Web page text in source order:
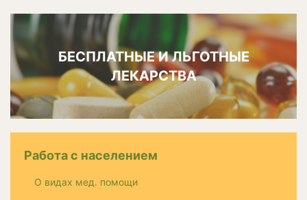
БЕСПЛАТНЫЕ И ЛЬГОТНЫЕ
ЛЕКАРСТВА
Работа с населением
О видах мед. помощи